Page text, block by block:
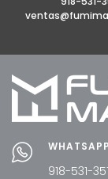
WHATSAPP
918-531-351